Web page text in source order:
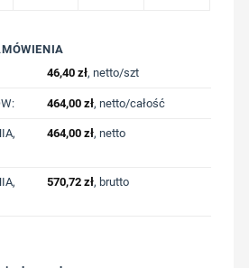
46,40 zł, netto/szt
464,00 zł, netto/całość
464,00 zł, netto
570,72 zł, brutto